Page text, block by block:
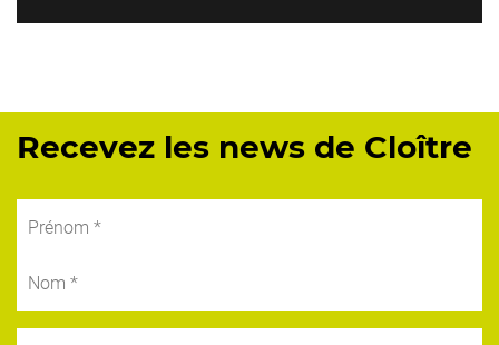
Recevez les news de Cloître